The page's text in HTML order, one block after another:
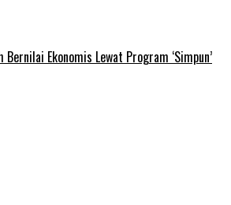
Ekonomis Lewat Program ‘Simpun’